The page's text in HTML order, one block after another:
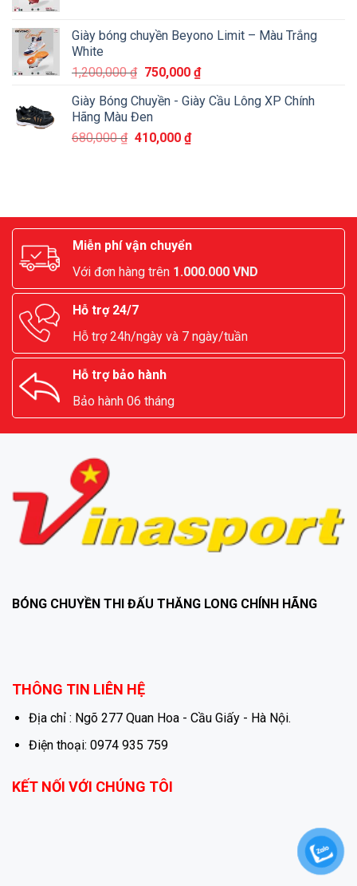
Giày bóng chuyền Beyono Limit – Màu Trắng
White
1,200,000₫ 750,000 ₫
Giày Bóng Chuyền - Giày Cầu Lông XP Chính
Hãng Màu Đen
680,000₫ 410,000 ₫
Miễn phí vận chuyển
Với đơn hàng trên 1.000.000 VND
Hỗ trợ 24/7
Hỗ trợ 24h/ngày và 7 ngày/tuần
Hỗ trợ bảo hành
Bảo hành 06 tháng
BÓNG CHUYỀN THI ĐẤU THĂNG LONG CHÍNH HÃNG
THÔNG TIN LIÊN HỆ
Địa chỉ : Ngõ 277 Quan Hoa - Cầu Giấy - Hà Nội.
Điện thoại: 0974 935 759
KẾT NỐI VỚI CHÚNG TÔI